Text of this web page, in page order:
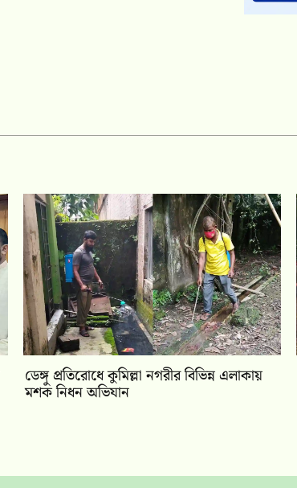
ডেঙ্গু প্রতিরোধে কুমিল্লা নগরীর বিভিন্ন এলাকায়
মশক নিধন অভিযান